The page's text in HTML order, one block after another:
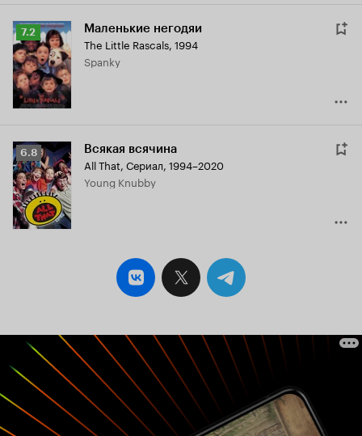
Рейтинг
Кинопоиска
7.2
7.2 Маленькие негодяи
The Little Rascals, 1994
Spanky
Рейтинг
Кинопоиска
6.8
6.8 Всякая всячина
All That, Сериал, 1994–2020
Young Knubby